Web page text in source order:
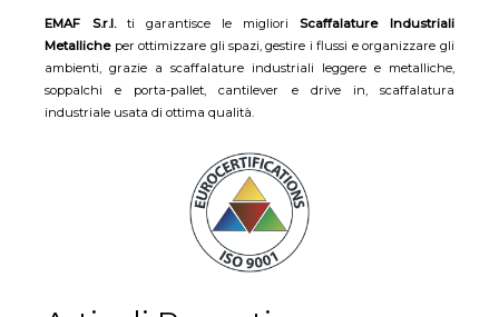
EMAF S.r.l.ti garantisce le miglioriScaffalature Industriali
Metallicheper ottimizzare gli spazi, gestire i flussi e organizzare gli
ambienti, grazie a scaffalature industriali leggere e metalliche,
soppalchi e porta-pallet, cantilever e drive in, scaffalatura
industriale usata di ottima qualità.